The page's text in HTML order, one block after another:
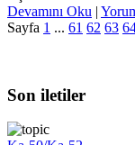
Devamını Oku |
Sayfa 1 ... 61 62 63
Son iletiler